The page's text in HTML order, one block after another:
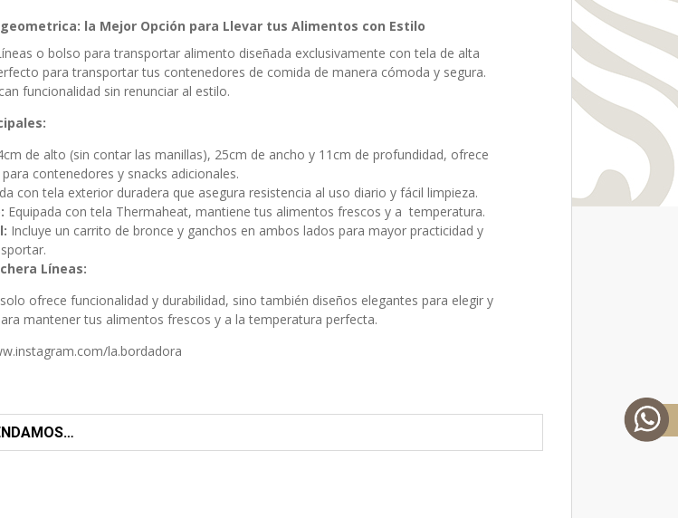
la Mejor Opción para Llevar tus Alimentos con Estilo
o bolso para transportar alimento diseñada exclusivamente con tela de alta
para transportar tus contenedores de comida de manera cómoda y segura.
funcionalidad sin renunciar al estilo.
de alto (sin contar las manillas), 25cm de ancho y 11cm de profundidad, ofrece
contenedores y snacks adicionales.
con tela exterior duradera que asegura resistencia al uso diario y fácil limpieza.
Equipada con tela Thermaheat, mantiene tus alimentos frescos y a temperatura.
Incluye un carrito de bronce y ganchos en ambos lados para mayor practicidad y
Líneas:
ofrece funcionalidad y durabilidad, sino también diseños elegantes para elegir y
mantener tus alimentos frescos y a la temperatura perfecta.
la.bordadora